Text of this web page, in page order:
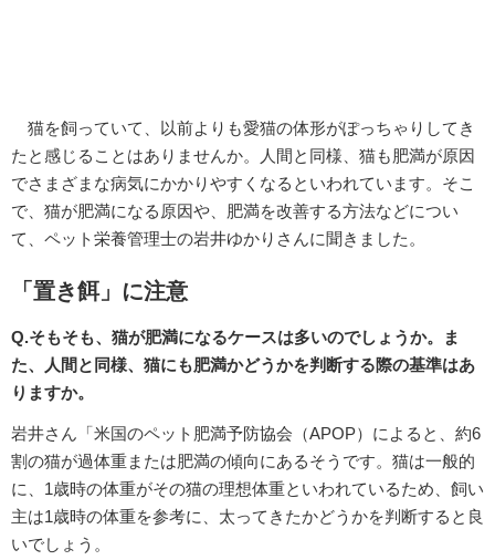
猫を飼っていて、以前よりも愛猫の体形がぽっちゃりしてき
たと感じることはありませんか。人間と同様、猫も肥満が原因
でさまざまな病気にかかりやすくなるといわれています。そこ
で、猫が肥満になる原因や、肥満を改善する方法などについ
て、ペット栄養管理士の岩井ゆかりさんに聞きました。
「置き餌」に注意
Q.そもそも、猫が肥満になるケースは多いのでしょうか。ま
た、人間と同様、猫にも肥満かどうかを判断する際の基準はあ
りますか。
岩井さん「米国のペット肥満予防協会（APOP）によると、約6
割の猫が過体重または肥満の傾向にあるそうです。猫は一般的
に、1歳時の体重がその猫の理想体重といわれているため、飼い
主は1歳時の体重を参考に、太ってきたかどうかを判断すると良
いでしょう。